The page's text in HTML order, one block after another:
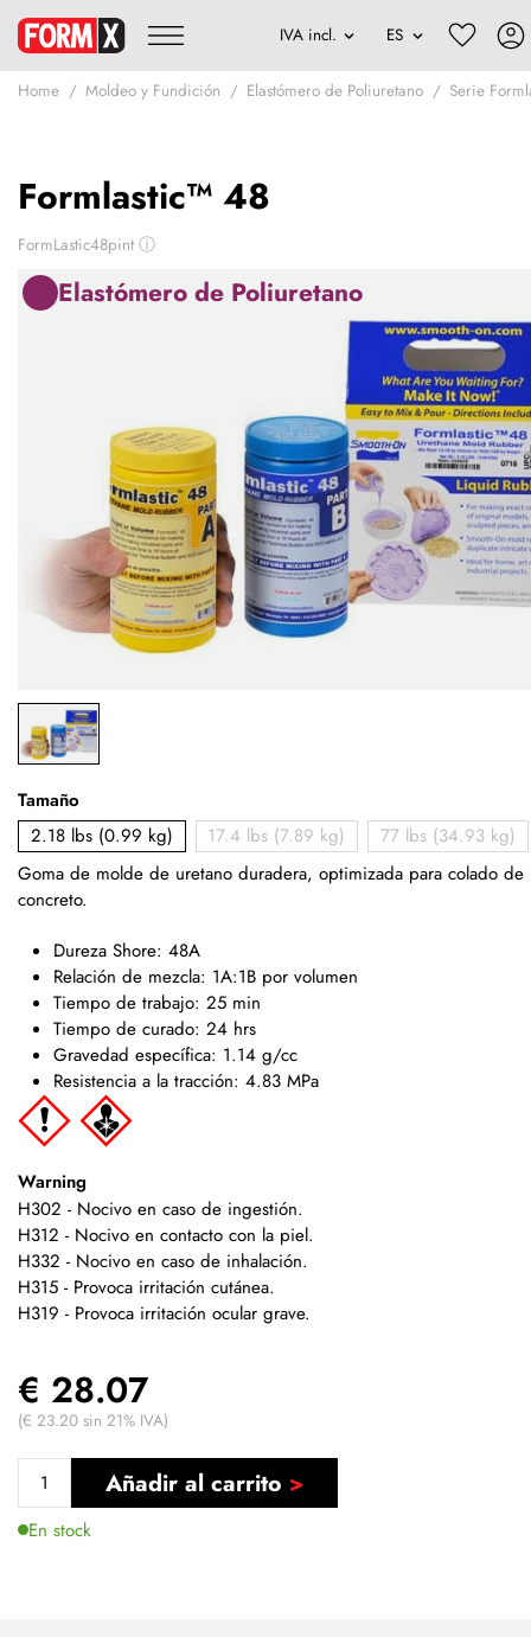
Home Moldeo y Fundición Elastómero de Poliuretano Serie
Formlastic™ 48
FormLastic48pint ⓘ
Elastómero de Poliuretano
Tamaño
2.18 lbs (0.99 kg)
17.4 lbs (7.89 kg)
77 lbs (34.93 kg)
Goma de molde de uretano duradera, optimizada para colado de
concreto.
Dureza Shore: 48A
Relación de mezcla: 1A:1B por volumen
Tiempo de trabajo: 25 min
Tiempo de curado: 24 hrs
Gravedad específica: 1.14 g/cc
Resistencia a la tracción: 4.83 MPa
Warning
H302 - Nocivo en caso de ingestión.
H312 - Nocivo en contacto con la piel.
H332 - Nocivo en caso de inhalación.
H315 - Provoca irritación cutánea.
H319 - Provoca irritación ocular grave.
€ 28.07
(€ 23.20 sin 21% IVA)
Añadir al carrito
En stock